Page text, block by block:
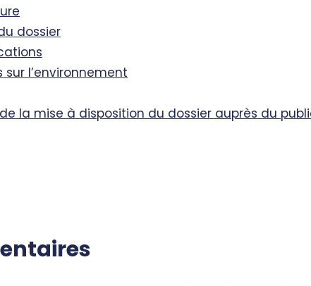
dossier
l’environnement
la mise à disposition du dossier auprès du